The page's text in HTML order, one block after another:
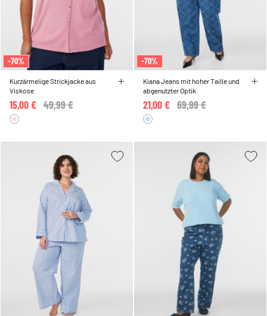
-70%
Kurzärmelige Strickjacke aus
Viskose
Price reduced from
49,99 €
15,00 €
-70%
Kiana Jeans mit hoher Taille und
abgenutzter Optik
Price reduced from
69,99 €
21,00 €